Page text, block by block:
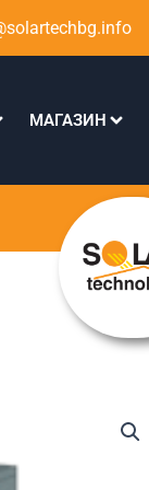
МАГАЗИН